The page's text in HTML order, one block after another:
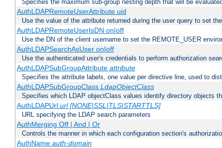
Specifies the maximum sub-group nesting depth that will be
AuthLDAPRemoteUserAttribute uid
Use the value of the attribute returned during the user query to set
AuthLDAPRemoteUserIsDN on|off
Use the DN of the client username to set the REMOTE_USER
AuthLDAPSearchAsUser on|off
Use the authenticated user's credentials to perform authorization
AuthLDAPSubGroupAttribute attribute
Specifies the attribute labels, one value per directive line, used to
AuthLDAPSubGroupClass LdapObjectClass
Specifies which LDAP objectClass values identify directory objects
AuthLDAPUrl url [NONE|SSL|TLS|STARTTLS]
URL specifying the LDAP search parameters
AuthMerging Off | And | Or
Controls the manner in which each configuration section's
AuthName auth-domain